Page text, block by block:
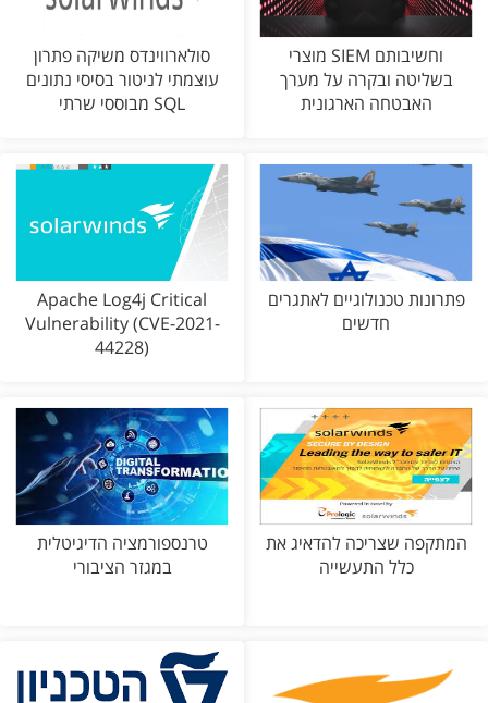
מוצרי SIEM וחשיבותם
בשליטה ובקרה על מערך
האבטחה הארגונית
סולארווינדס משיקה פתרון
עוצמתי לניטור בסיסי נתונים
מבוססי שרתי SQL
פתרונות טכנולוגיים לאתגרים
חדשים
Apache Log4j Critical
Vulnerability (CVE-2021-
44228)
המתקפה שצריכה להדאיג את
כלל התעשייה
טרנספורמציה הדיגיטלית
במגזר הציבורי